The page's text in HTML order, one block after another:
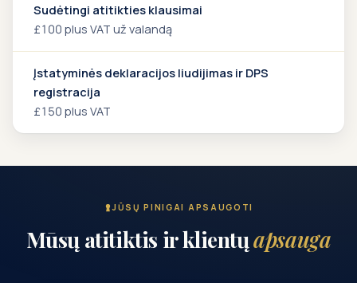
Sudėtingi atitikties klausimai
£100 plus VAT už valandą
Įstatyminės deklaracijos liudijimas ir DPS
registracija
£150 plus VAT
JŪSŲ PINIGAI APSAUGOTI
Mūsų atitiktis ir klientųapsauga